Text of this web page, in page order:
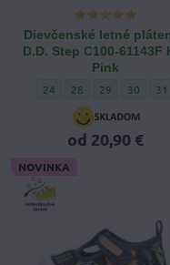
Dievčenské letné
D.D. Step C100-61143F
Pink
Dievčenské letné
24 Dievčenské letné
28 Dievčenské
29 30 31
od 20,90 €
NOVINKA